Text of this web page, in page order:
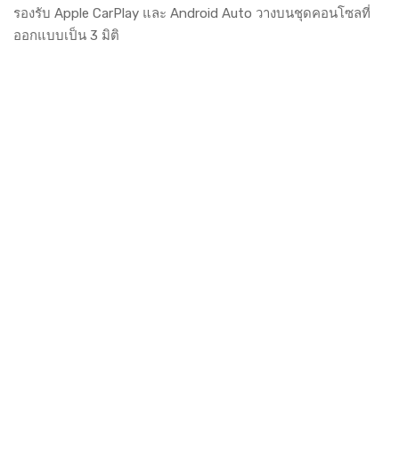
รองรับ Apple CarPlay และ Android Auto วางบนชุดคอนโซลที่
ออกแบบเป็น 3 มิติ